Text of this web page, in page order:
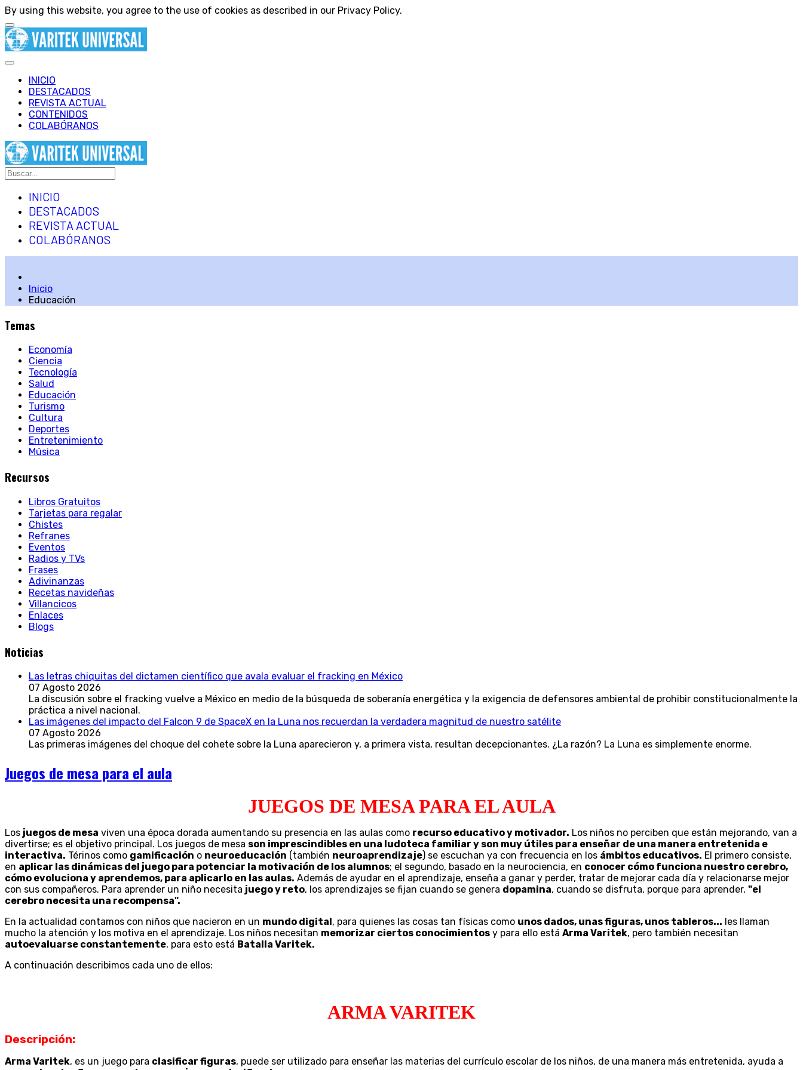
By using this website, you agree to the use of cookies as described in our Privacy Policy.
INICIO
DESTACADOS
REVISTA ACTUAL
CONTENIDOS
COLABÓRANOS
INICIO
DESTACADOS
REVISTA ACTUAL
COLABÓRANOS
Inicio
Educación
Temas
Economía
Ciencia
Tecnología
Salud
Educación
Turismo
Cultura
Deportes
Entretenimiento
Música
Recursos
Libros Gratuitos
Tarjetas para regalar
Chistes
Refranes
Eventos
Radios y TVs
Frases
Adivinanzas
Recetas navideñas
Villancicos
Enlaces
Blogs
Noticias
Las letras chiquitas del dictamen científico que avala evaluar el fracking en México
07 Agosto 2026
La discusión sobre el fracking vuelve a México en medio de la búsqueda de soberanía energética y la exigencia de defensores ambiental de prohibir constitucionalmente la
práctica a nivel nacional.
Las imágenes del impacto del Falcon 9 de SpaceX en la Luna nos recuerdan la verdadera magnitud de nuestro satélite
07 Agosto 2026
Las primeras imágenes del choque del cohete sobre la Luna aparecieron y, a primera vista, resultan decepcionantes. ¿La razón? La Luna es simplemente enorme.
Juegos de mesa para el aula
JUEGOS DE MESA PARA EL AULA
Los juegos de mesa viven una época dorada aumentando su presencia en las aulas como recurso educativo y motivador. Los niños no perciben que están mejorando, van a
divertirse; es el objetivo principal. Los juegos de mesa son imprescindibles en una ludoteca familiar y son muy útiles para enseñar de una manera entretenida e
interactiva. Térinos como gamificación o neuroeducación (también neuroaprendizaje) se escuchan ya con frecuencia en los ámbitos educativos. El primero consiste,
en aplicar las dinámicas del juego para potenciar la motivación de los alumnos; el segundo, basado en la neurociencia, en conocer cómo funciona nuestro cerebro,
cómo evoluciona y aprendemos, para aplicarlo en las aulas. Además de ayudar en el aprendizaje, enseña a ganar y perder, tratar de mejorar cada día y relacionarse mejor
con sus compañeros. Para aprender un niño necesita juego y reto, los aprendizajes se fijan cuando se genera dopamina, cuando se disfruta, porque para aprender, "el
cerebro necesita una recompensa".
En la actualidad contamos con niños que nacieron en un mundo digital, para quienes las cosas tan físicas como unos dados, unas figuras, unos tableros... les llaman
mucho la atención y los motiva en el aprendizaje. Los niños necesitan memorizar ciertos conocimientos y para ello está Arma Varitek, pero también necesitan
autoevaluarse constantemente, para esto está Batalla Varitek.
A continuación describimos cada uno de ellos:
ARMA VARITEK
Descripción:
Arma Varitek, es un juego para clasificar figuras, puede ser utilizado para enseñar las materias del currículo escolar de los niños, de una manera más entretenida, ayuda a